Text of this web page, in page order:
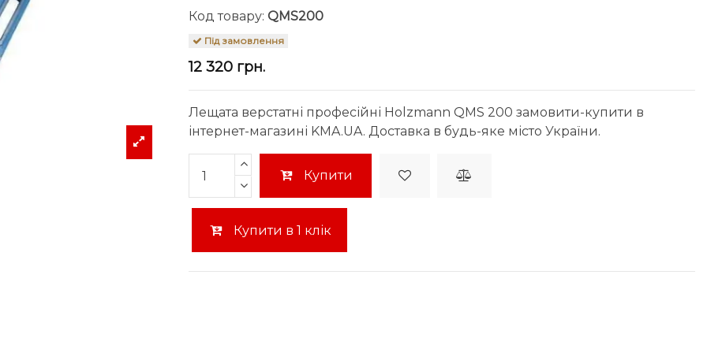
Код товару: QMS200
Під замовлення
12 320 грн.
Лещата верстатні професійні Holzmann QMS 200 замовити-купити в
інтернет-магазині KMA.UA. Доставка в будь-яке місто України.
Купити
Купити в 1 клік